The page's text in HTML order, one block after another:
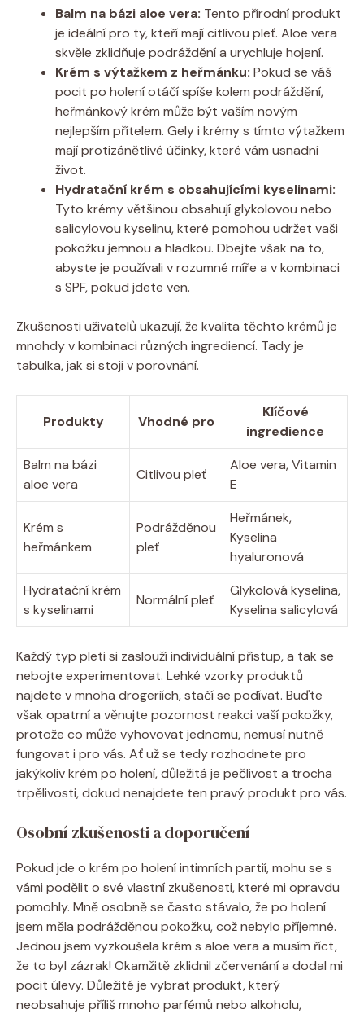
Balm na bázi aloe vera: Tento přírodní produkt
je ideální pro ty, kteří mají citlivou pleť. Aloe vera
skvěle zklidňuje podráždění a urychluje hojení.
Krém s výtažkem z heřmánku: Pokud se váš
pocit po holení otáčí spíše kolem podráždění,
heřmánkový krém může být vaším novým
nejlepším přítelem. Gely i krémy s tímto výtažkem
mají protizánětlivé účinky, které vám usnadní
život.
Hydratační krém s obsahujícími kyselinami:
Tyto krémy většinou obsahují glykolovou nebo
salicylovou kyselinu, které pomohou udržet vaši
pokožku jemnou a hladkou. Dbejte však na to,
abyste je používali v rozumné míře a v kombinaci
s SPF, pokud jdete ven.
Zkušenosti uživatelů ukazují, že kvalita těchto krémů je
mnohdy v kombinaci různých ingrediencí. Tady je
tabulka, jak si stojí v porovnání.
Produkty Vhodné pro
Klíčové
ingredience
Balm na bázi
aloe vera
Citlivou pleť
Aloe vera, Vitamin
E
Krém s
heřmánkem
Podrážděnou
pleť
Heřmánek,
Kyselina
hyaluronová
Hydratační krém
s kyselinami
Normální pleť
Glykolová kyselina,
Kyselina salicylová
Každý typ pleti si zaslouží individuální přístup, a tak se
nebojte experimentovat. Lehké vzorky produktů
najdete v mnoha drogeriích, stačí se podívat. Buďte
však opatrní a věnujte pozornost reakci vaší pokožky,
protože co může vyhovovat jednomu, nemusí nutně
fungovat i pro vás. Ať už se tedy rozhodnete pro
jakýkoliv krém po holení, důležitá je pečlivost a trocha
trpělivosti, dokud nenajdete ten pravý produkt pro vás.
Osobní zkušenosti a doporučení
Pokud jde o krém po holení intimních partií, mohu se s
vámi podělit o své vlastní zkušenosti, které mi opravdu
pomohly. Mně osobně se často stávalo, že po holení
jsem měla podrážděnou pokožku, což nebylo příjemné.
Jednou jsem vyzkoušela krém s aloe vera a musím říct,
že to byl zázrak! Okamžitě zklidnil zčervenání a dodal mi
pocit úlevy. Důležité je vybrat produkt, který
neobsahuje příliš mnoho parfémů nebo alkoholu,